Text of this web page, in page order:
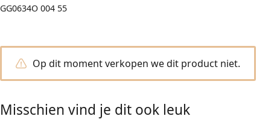
GG0634O 004 55
Op dit moment verkopen we dit product niet.
Misschien vind je dit ook leuk